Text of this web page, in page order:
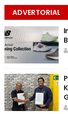
ADVERTORIAL